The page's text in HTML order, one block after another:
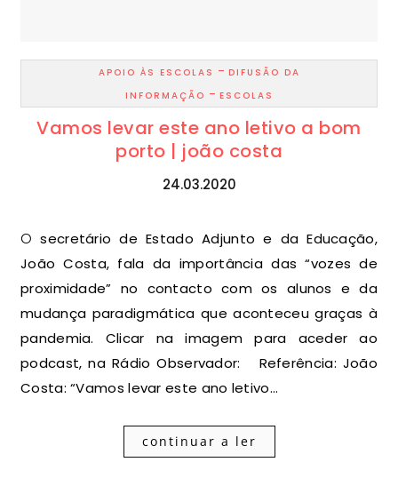
APOIO ÀS ESCOLAS - DIFUSÃO DA
INFORMAÇÃO - ESCOLAS
Vamos levar este ano letivo a bom
porto | joão costa
24.03.2020
O secretário de Estado Adjunto e da Educação,
João Costa, fala da importância das “vozes de
proximidade” no contacto com os alunos e da
mudança paradigmática que aconteceu graças à
pandemia. Clicar na imagem para aceder ao
podcast, na Rádio Observador: Referência: João
Costa: “Vamos levar este ano letivo…
continuar a ler